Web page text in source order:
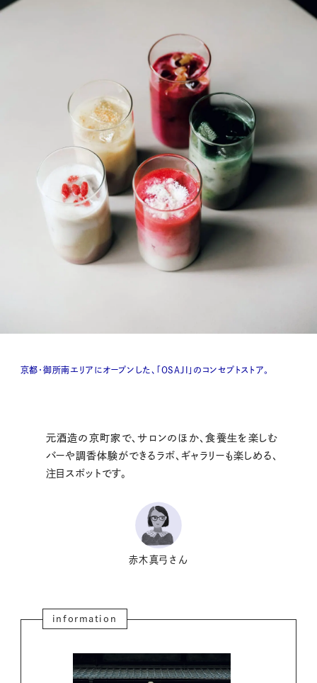
京都・御所南エリアにオープンした、「OSAJI」のコンセプトストア。
元酒造の京町家で、サロンのほか、食養生を楽しむ
バーや調香体験ができるラボ、ギャラリーも楽しめる、
注目スポットです。
赤木真弓さん
information